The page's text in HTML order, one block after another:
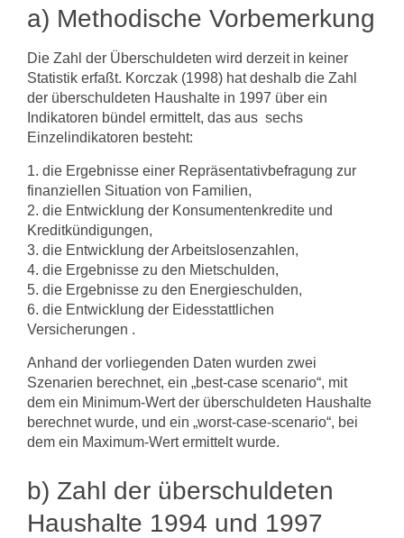
a) Methodische Vorbemerkung
Die Zahl der Überschuldeten wird derzeit in keiner
Statistik erfaßt. Korczak (1998) hat deshalb die Zahl
der überschuldeten Haushalte in 1997 über ein
Indikatoren­ bündel ermittelt, das aus sechs
Einzelindikatoren besteht:
1. die Ergebnisse einer Repräsentativbefragung zur
finanziellen Situation von Familien,
2. die Entwicklung der Konsumentenkredite und
Kreditkündigungen,
3. die Entwicklung der Arbeitslosenzahlen,
4. die Ergebnisse zu den Mietschulden,
5. die Ergebnisse zu den Energieschulden,
6. die Entwicklung der Eidesstattlichen
Versicherungen .
Anhand der vorliegenden Daten wurden zwei
Szenarien berechnet, ein „best-case­ scenario“, mit
dem ein Minimum-Wert der überschuldeten Haushalte
berechnet wurde, und ein „worst-case-scenario“, bei
dem ein Maximum-Wert ermittelt wur­de.
b) Zahl der überschuldeten
Haushalte 1994 und 1997